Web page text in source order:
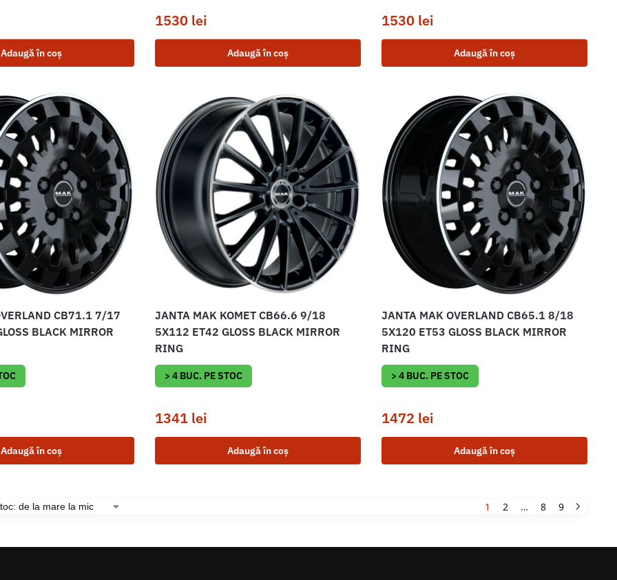
Adaugă în coș
1530 lei
Adaugă în coș
1530 lei
Adaugă în coș
CB71.1 7/17
BLACK MIRROR
Adaugă în coș
JANTA MAK KOMET CB66.6 9/18
5X112 ET42 GLOSS BLACK MIRROR
RING
> 4 BUC. PE STOC
1341 lei
Adaugă în coș
JANTA MAK OVERLAND CB65.1 8/18
5X120 ET53 GLOSS BLACK MIRROR
RING
> 4 BUC. PE STOC
1472 lei
Adaugă în coș
1 2 … 8 9